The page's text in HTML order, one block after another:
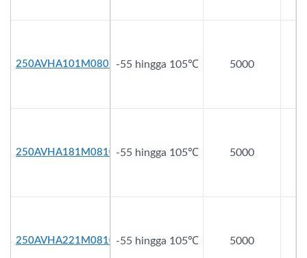
-55 hingga 105℃ 5000
-55 hingga 105℃ 5000
-55 hingga 105℃ 5000
250AVHA101M0807
250AVHA181M0810
250AVHA221M0810